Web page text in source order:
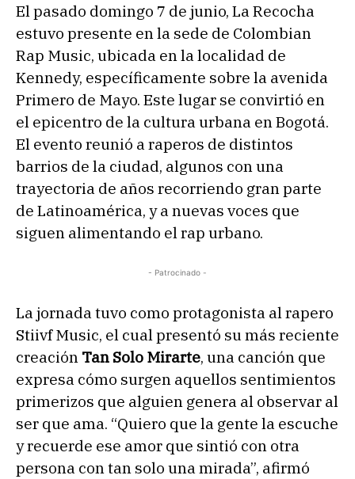
El pasado domingo 7 de junio, La Recocha
estuvo presente en la sede de Colombian
Rap Music, ubicada en la localidad de
Kennedy, específicamente sobre la avenida
Primero de Mayo. Este lugar se convirtió en
el epicentro de la cultura urbana en Bogotá.
El evento reunió a raperos de distintos
barrios de la ciudad, algunos con una
trayectoria de años recorriendo gran parte
de Latinoamérica, y a nuevas voces que
siguen alimentando el rap urbano.
- Patrocinado -
La jornada tuvo como protagonista al rapero
Stiivf Music, el cual presentó su más reciente
creación Tan Solo Mirarte, una canción que
expresa cómo surgen aquellos sentimientos
primerizos que alguien genera al observar al
ser que ama. “Quiero que la gente la escuche
y recuerde ese amor que sintió con otra
persona con tan solo una mirada”, afirmó